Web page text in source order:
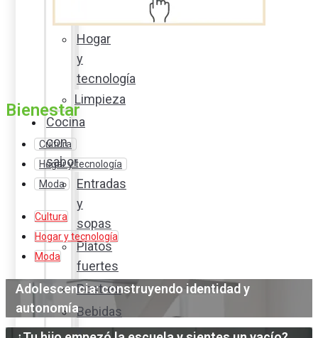
Hogar
y
tecnología
Limpieza
Cocina
con
sabor
Entradas
y
sopas
Platos
fuertes
Postres
Bebidas
y
Bienestar
Cultura
Hogar y tecnología
Moda
Cultura
Hogar y tecnología
Moda
Adolescencia: construyendo identidad y
autonomía